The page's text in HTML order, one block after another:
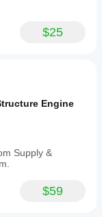
$25
Engine
Supply &
$59